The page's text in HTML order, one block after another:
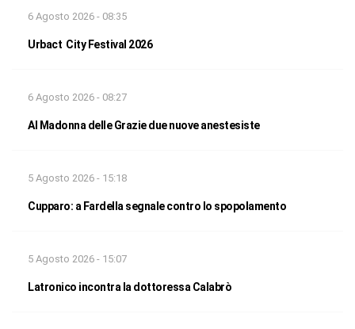
6 Agosto 2026 - 08:35
Urbact City Festival 2026
6 Agosto 2026 - 08:27
Al Madonna delle Grazie due nuove anestesiste
5 Agosto 2026 - 15:18
Cupparo: a Fardella segnale contro lo spopolamento
5 Agosto 2026 - 15:07
Latronico incontra la dottoressa Calabrò